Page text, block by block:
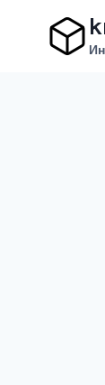
содержимому